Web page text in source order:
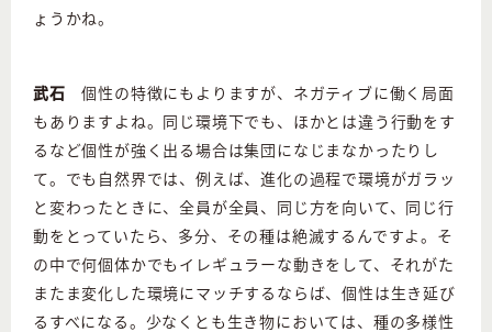
ょうかね。
武石 個性の特徴にもよりますが、ネガティブに働く局面
もありますよね。同じ環境下でも、ほかとは違う行動をす
るなど個性が強く出る場合は集団になじまなかったりし
て。でも自然界では、例えば、進化の過程で環境がガラッ
と変わったときに、全員が全員、同じ方を向いて、同じ行
動をとっていたら、多分、その種は絶滅するんですよ。そ
の中で何個体かでもイレギュラーな動きをして、それがた
またま変化した環境にマッチするならば、個性は生き延び
るすべになる。少なくとも生き物においては、種の多様性